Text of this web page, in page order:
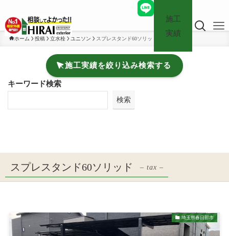
施工
実績
ホーム 投稿 立水栓 ユニソン スプレスタンド60ソリッド
施工実績を絞り込み検索する
キーワード検索
検索
スプレスタンド60ソリッド – tax –
埼玉県春日部市